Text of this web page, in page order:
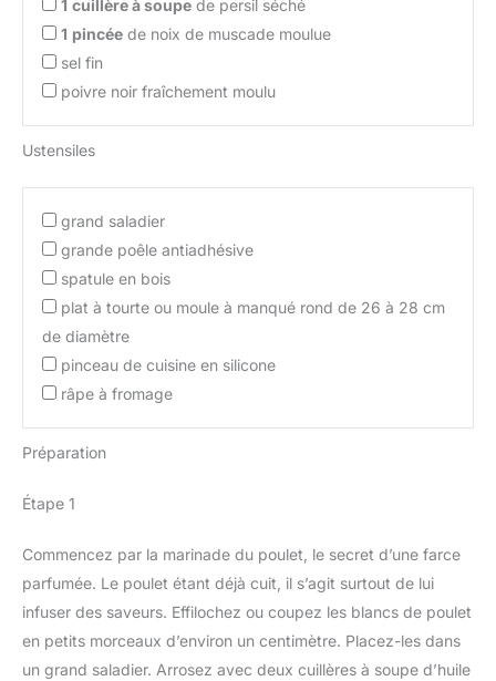
1 cuillère à soupe de persil séché
1 pincée de noix de muscade moulue
sel fin
poivre noir fraîchement moulu
Ustensiles
grand saladier
grande poêle antiadhésive
spatule en bois
plat à tourte ou moule à manqué rond de 26 à 28 cm
de diamètre
pinceau de cuisine en silicone
râpe à fromage
Préparation
Étape 1
Commencez par la marinade du poulet, le secret d’une farce
parfumée. Le poulet étant déjà cuit, il s’agit surtout de lui
infuser des saveurs. Effilochez ou coupez les blancs de poulet
en petits morceaux d’environ un centimètre. Placez-les dans
un grand saladier. Arrosez avec deux cuillères à soupe d’huile